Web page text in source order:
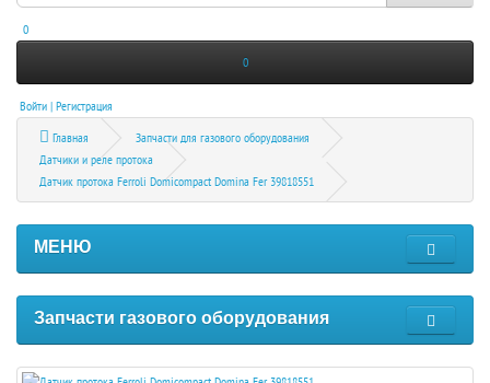
0
0
Войти | Регистрация
Главная
Запчасти для газового оборудования
Датчики и реле протока
Датчик протока Ferroli Domicompact Domina Fer 39818551
МЕНЮ
Запчасти газового оборудования